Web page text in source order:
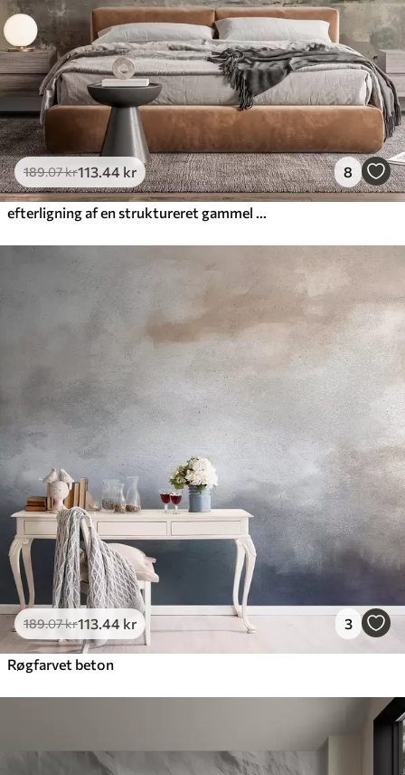
189.07kr113.44 kr 8
efterligning af en struktureret gammel væg
189.07kr113.44 kr 3
Røgfarvet beton